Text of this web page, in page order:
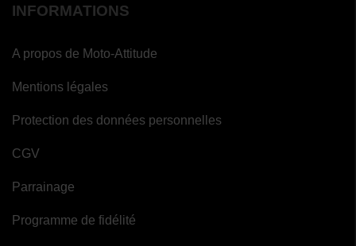
INFORMATIONS
A propos de Moto-Attitude
Mentions légales
Protection des données personnelles
CGV
Parrainage
Programme de fidélité